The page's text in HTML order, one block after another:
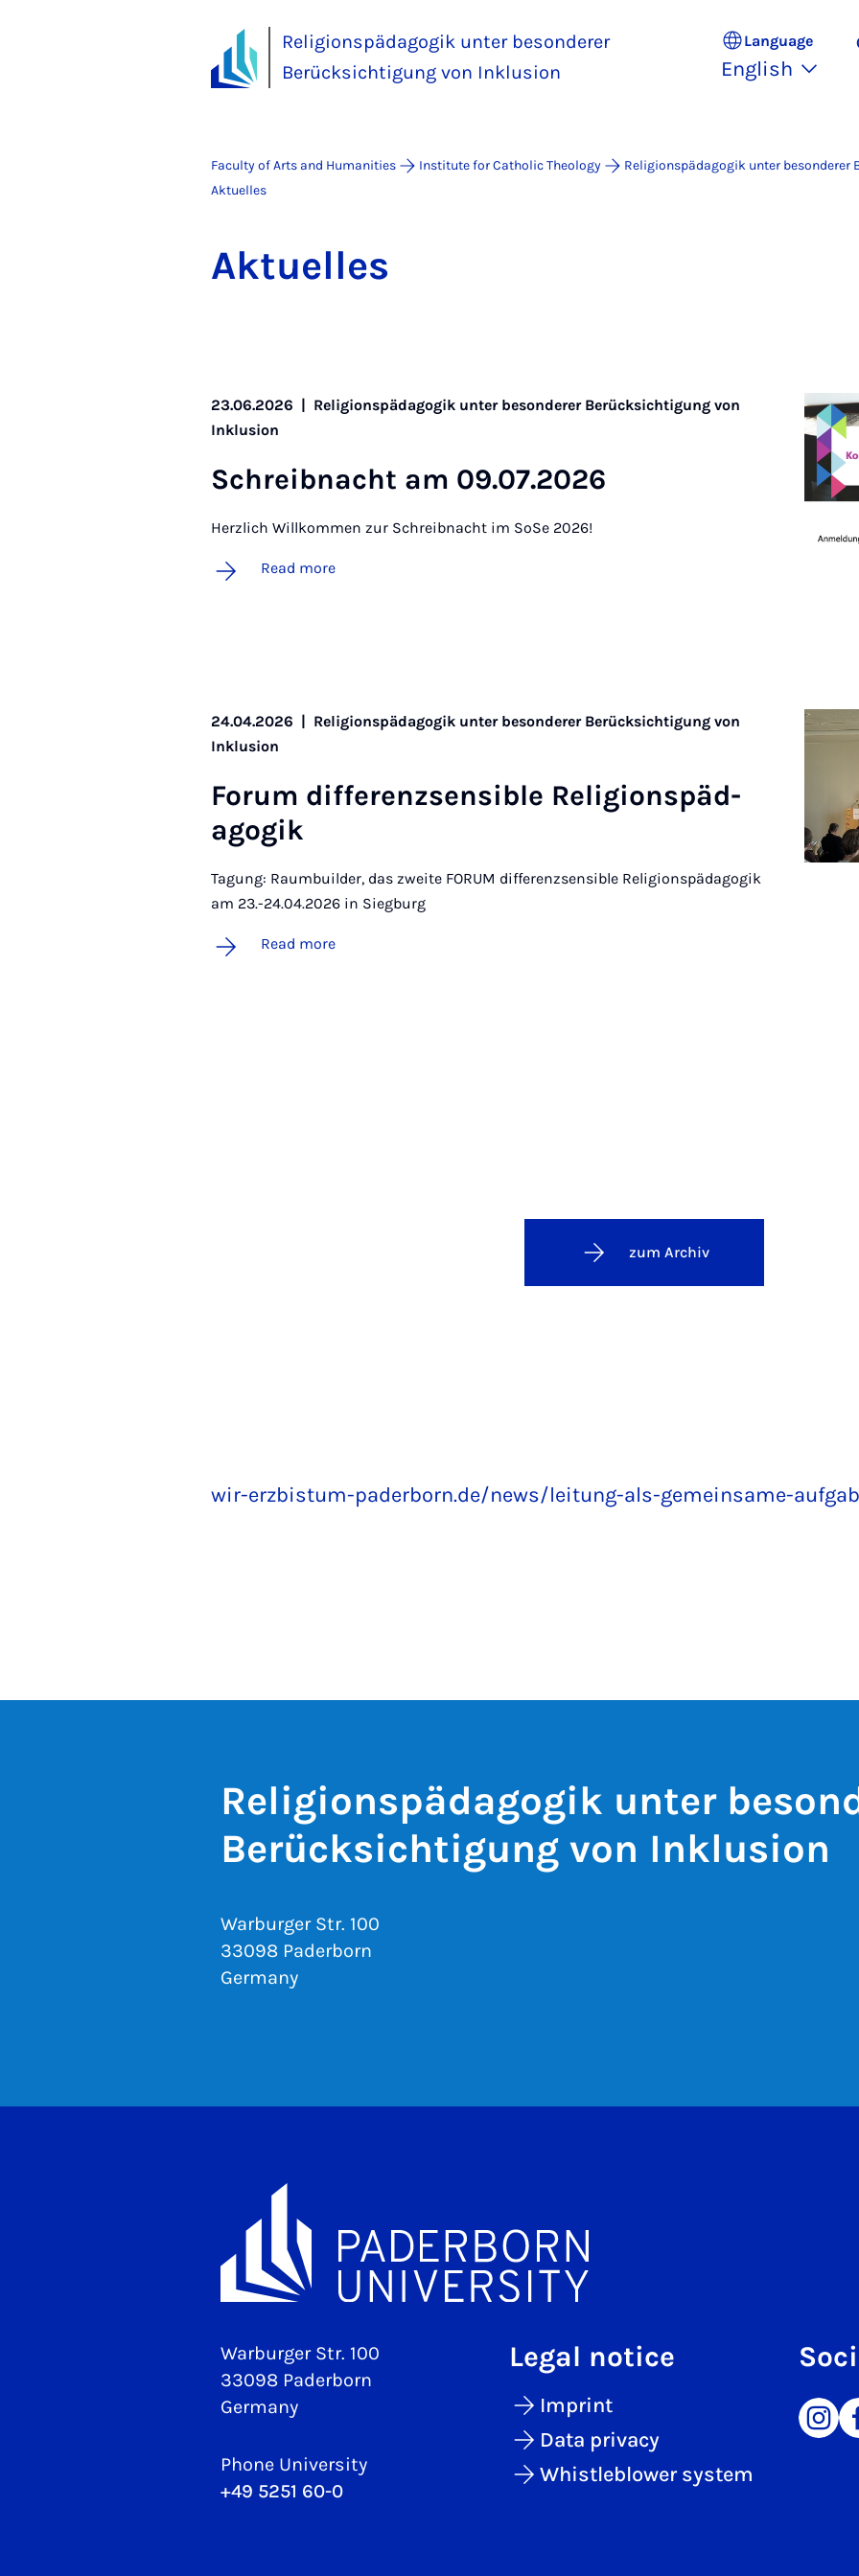
Religionspädagogik unter besonderer
Berücksichtigung von Inklusion
Language
English
Faculty of Arts and Humanities Institute for Catholic Theology
Religionspädagogik unter
Aktuelles
Ak­tuelles
23.06.2026 | Religionspädagogik unter besonderer Berücksichtigung von
Inklusion
Schreib­n­acht am 09.07.2026
Herzlich Willkommen zur Schreibnacht im SoSe 2026!
Read more
24.04.2026 | Religionspädagogik unter besonderer Berücksichtigung von
Inklusion
For­um dif­fer­en­z­sens­ible Re­li­gion­späd­
ago­gik
Tagung: Raumbuilder, das zweite FORUM differenzsensible Religionspädagogik
am 23.-24.04.2026 in Siegburg
Read more
zum Archiv
wir-erzbistum-paderborn.de/news/leitung-als-gemeinsame-
Religionspädagogik unter
Berücksichtigung von Inklusion
Warburger Str. 100
33098 Paderborn
Germany
Warburger Str. 100
33098 Paderborn
Germany
Phone University
+49 5251 60-0
Legal notice
Imprint
Data privacy
Whistleblower system